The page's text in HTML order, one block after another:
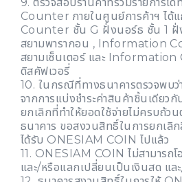
Counter ภายในศูนย์การค้าฯ ไ
Counter ชั้น G ฝั่งนอร์ธ ชั้น 1 ฝั่
สยามพารากอน , Information
สยามเซ็นเตอร์ และ
ดิสคัฟเวอรี่
10. ในกรณีที่ทางธนาคารตรวจพบว่
จากการแบ่งชำระค่าสินค้าชิ้นเดียว
ยกเลิกที่ทำให้ยอดใช้จ่ายไม่ครบถ้ว
ธนาคาร ขอสงวนสิทธิ์ในการยกเลิ
ได้รับ ONESIAM COIN ไปแล้ว
11. ONESIAM COIN ไม่สามารถ
และ/หรือแลกเปลี่ยนเป็นเงินสด แล